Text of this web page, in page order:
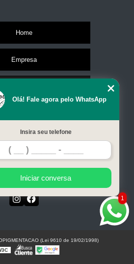
Home
Empresa
Contato
Mapa do site
1
Olá! Fale agora pelo WhatsApp
Insira seu telefone
Iniciar conversa
(Lei 9610 de 19/02/1998)